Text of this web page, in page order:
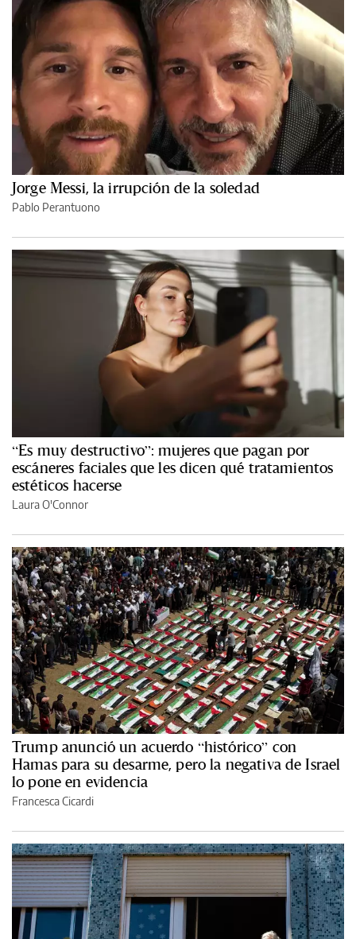
Jorge Messi, la irrupción de la soledad
Pablo Perantuono
“Es muy destructivo”: mujeres que pagan por
escáneres faciales que les dicen qué tratamientos
estéticos hacerse
Laura O'Connor
Trump anunció un acuerdo “histórico” con
Hamas para su desarme, pero la negativa de Israel
lo pone en evidencia
Francesca Cicardi